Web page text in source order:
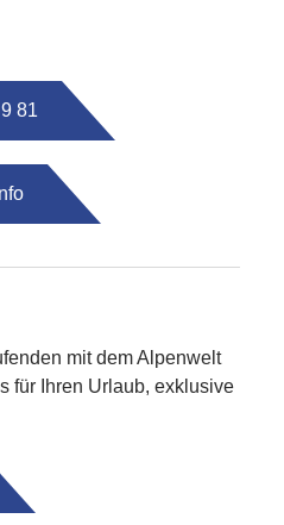
81
mit dem Alpenwelt
für Ihren Urlaub, exklusive